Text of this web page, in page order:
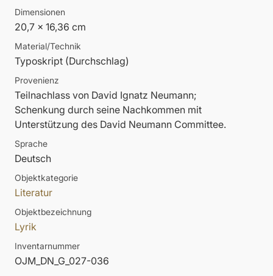
Dimensionen
20,7 x 16,36 cm
Material/Technik
Typoskript (Durchschlag)
Provenienz
Teilnachlass von David Ignatz Neumann;
Schenkung durch seine Nachkommen mit
Unterstützung des David Neumann Committee.
Sprache
Deutsch
Objektkategorie
Literatur
Objektbezeichnung
Lyrik
Inventarnummer
OJM_DN_G_027-036